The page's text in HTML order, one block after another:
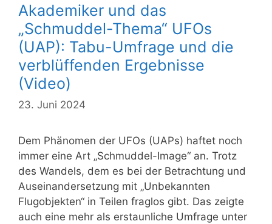
Akademiker und das
„Schmuddel-Thema“ UFOs
(UAP): Tabu-Umfrage und die
verblüffenden Ergebnisse
(Video)
23. Juni 2024
Dem Phänomen der UFOs (UAPs) haftet noch
immer eine Art „Schmuddel-Image“ an. Trotz
des Wandels, dem es bei der Betrachtung und
Auseinandersetzung mit „Unbekannten
Flugobjekten“ in Teilen fraglos gibt. Das zeigte
auch eine mehr als erstaunliche Umfrage unter